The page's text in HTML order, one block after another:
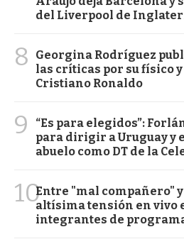
del Liverpool de
8
Georgina Rodríguez
las críticas por su físico
Cristiano Ronaldo
9
“Es para elegidos”:
para dirigir a Uruguay y
abuelo como DT de la
10Entre "mal compañero"
altísima tensión en vivo
integrantes de